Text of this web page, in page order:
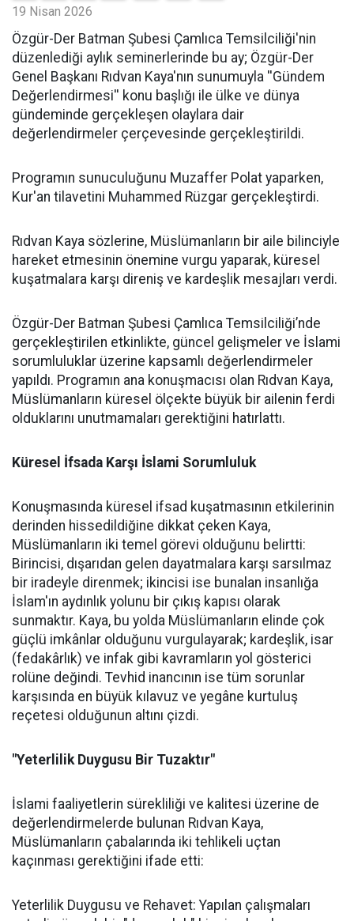
19 Nisan 2026
​Özgür-Der Batman Şubesi Çamlıca Temsilciliği'nin
düzenlediği aylık seminerlerinde bu ay; Özgür-Der
Genel Başkanı Rıdvan Kaya'nın sunumuyla ''Gündem
Değerlendirmesi'' konu başlığı ile ülke ve dünya
gündeminde gerçekleşen olaylara dair
değerlendirmeler çerçevesinde gerçekleştirildi.
Programın sunuculuğunu Muzaffer Polat yaparken,
Kur'an tilavetini Muhammed Rüzgar gerçekleştirdi.
Rıdvan Kaya sözlerine, Müslümanların bir aile bilinciyle
hareket etmesinin önemine vurgu yaparak, küresel
kuşatmalara karşı direniş ve kardeşlik mesajları verdi.
Özgür-Der Batman Şubesi Çamlıca Temsilciliği’nde
gerçekleştirilen etkinlikte, güncel gelişmeler ve İslami
sorumluluklar üzerine kapsamlı değerlendirmeler
yapıldı. Programın ana konuşmacısı olan Rıdvan Kaya,
Müslümanların küresel ölçekte büyük bir ailenin ferdi
olduklarını unutmamaları gerektiğini hatırlattı.
Küresel İfsada Karşı İslami Sorumluluk
Konuşmasında küresel ifsad kuşatmasının etkilerinin
derinden hissedildiğine dikkat çeken Kaya,
Müslümanların iki temel görevi olduğunu belirtti:
Birincisi, dışarıdan gelen dayatmalara karşı sarsılmaz
bir iradeyle direnmek; ikincisi ise bunalan insanlığa
İslam'ın aydınlık yolunu bir çıkış kapısı olarak
sunmaktır. Kaya, bu yolda Müslümanların elinde çok
güçlü imkânlar olduğunu vurgulayarak; kardeşlik, isar
(fedakârlık) ve infak gibi kavramların yol gösterici
rolüne değindi. Tevhid inancının ise tüm sorunlar
karşısında en büyük kılavuz ve yegâne kurtuluş
reçetesi olduğunun altını çizdi.
"Yeterlilik Duygusu Bir Tuzaktır"
İslami faaliyetlerin sürekliliği ve kalitesi üzerine de
değerlendirmelerde bulunan Rıdvan Kaya,
Müslümanların çabalarında iki tehlikeli uçtan
kaçınması gerektiğini ifade etti:
Yeterlilik Duygusu ve Rehavet: Yapılan çalışmaları